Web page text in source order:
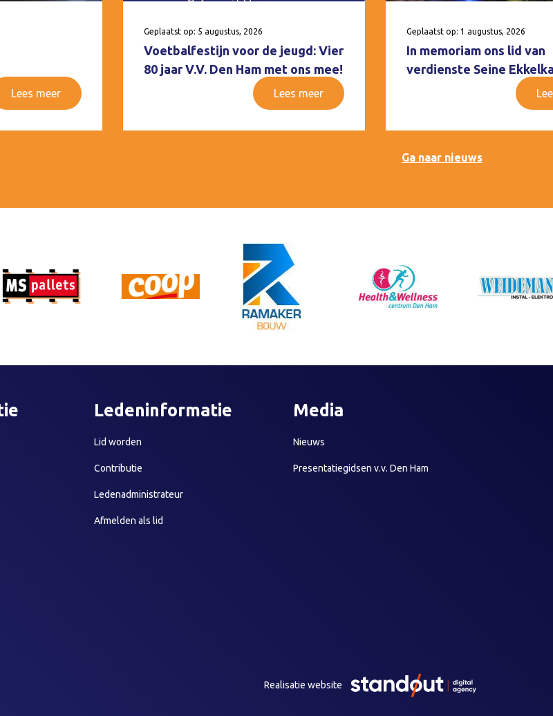
Lees meer
Geplaatst op: 5 augustus, 2026
Voetbalfestijn voor de jeugd: Vier
80 jaar V.V. Den Ham met ons mee!
Lees meer
Geplaatst op: 1 augustus, 2026
In memoriam ons lid van
verdienste Seine
Ga naar nieuws
Ledeninformatie
Lid worden
Contributie
Ledenadministrateur
Afmelden als lid
Media
Nieuws
Presentatiegidsen v.v. Den Ham
Realisatie website